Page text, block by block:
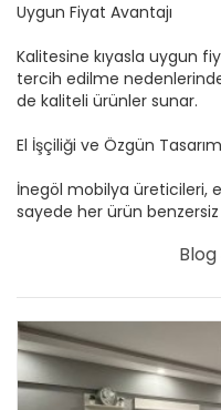
Uygun Fiyat Avantajı
Kalitesine kıyasla uygun
tercih edilme
de kaliteli ürünler sunar.
El İşçiliği ve Özgün
İnegöl mobilya üreticileri,
sayede her ürün